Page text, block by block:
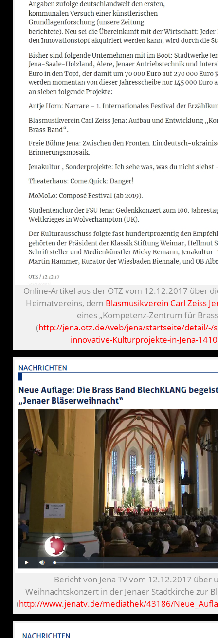
Online-Artikel aus der OTZ vom 12.12.2017 über
Heimatvereins, dem Blasmusikverein Carl Zeiss
eines „Kompetenz-Zentrum für
(http://jena.otz.de/web/jena/startseite/detail/-/
innovative-Kulturprojekte-in-Jena-
Bericht von Jena TV vom 12.12.2017 über
Weihnachtskonzert in der Jenaer Stadtkirche zur
(http://www.jenatv.de/mediathek/43186/